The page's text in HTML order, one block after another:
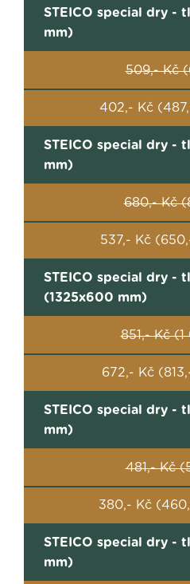
STEICO special dry -
mm)
509,- Kč
402,- Kč
STEICO special dry -
mm)
680,- Kč
537,- Kč
STEICO special dry -
(1325x600 mm)
851,- Kč
672,- Kč
STEICO special dry -
mm)
481,- Kč
380,- Kč
STEICO special dry -
mm)